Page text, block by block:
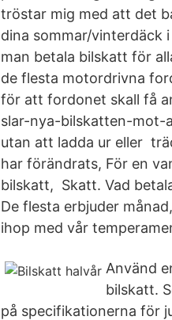
tröstar mig med att det
dina sommar/vinterdäck
man betala bilskatt för
de flesta motordrivna
för att fordonet skall få
slar-nya-bilskatten-mot-
utan att ladda ur eller
har förändrats, För en
bilskatt, Skatt. Vad
De flesta erbjuder
ihop med vår
Använd
bilskatt.
på specifikationerna för